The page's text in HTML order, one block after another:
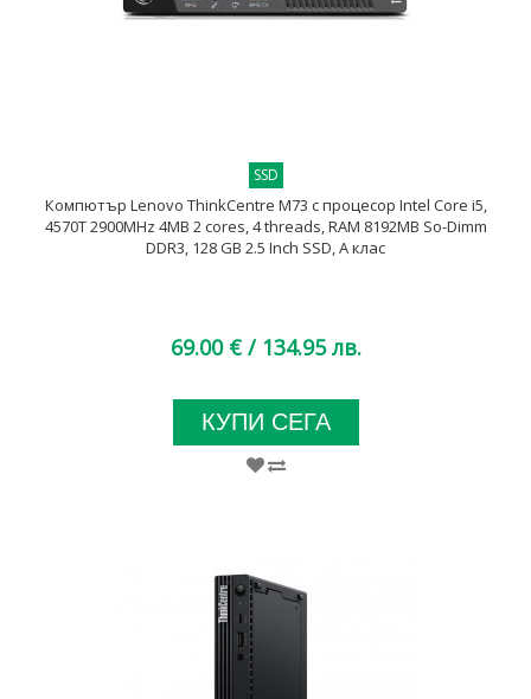
SSD
Компютър Lenovo ThinkCentre M73 с процесор Intel Core i5,
4570T 2900MHz 4MB 2 cores, 4 threads, RAM 8192MB So-Dimm
DDR3, 128 GB 2.5 Inch SSD, А клас
69.00 € / 134.95 лв.
КУПИ СЕГА